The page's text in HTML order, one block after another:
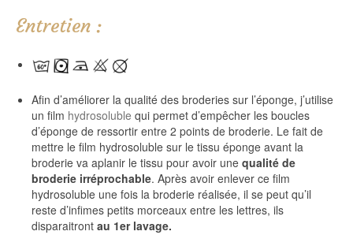
Entretien :
Afin d’améliorer la qualité des broderies sur l’éponge, j’utilise
un film hydrosoluble qui permet d’empêcher les boucles
d’éponge de ressortir entre 2 points de broderie. Le fait de
mettre le film hydrosoluble sur le tissu éponge avant la
broderie va aplanir le tissu pour avoir une qualité de
broderie irréprochable. Après avoir enlever ce film
hydrosoluble une fois la broderie réalisée, il se peut qu’il
reste d’infimes petits morceaux entre les lettres, ils
disparaitront au 1er lavage.